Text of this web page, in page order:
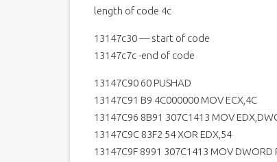
length of code 4c
13147c30 — start of code
13147c7c -end of code
13147C90 60 PUSHAD
13147C91 B9 4C000000 MOV ECX,4C
13147C96 8B91 307C1413 MOV
13147C9C 83F2 54 XOR EDX,54
13147C9F 8991 307C1413 MOV DWORD